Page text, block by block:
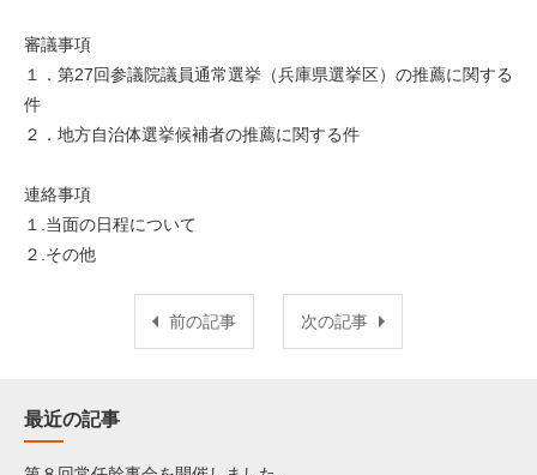
審議事項
１．第27回参議院議員通常選挙（兵庫県選挙区）の推薦に関する
件
２．地方自治体選挙候補者の推薦に関する件
連絡事項
１.当面の日程について
２.その他
前の記事 次の記事
最近の記事